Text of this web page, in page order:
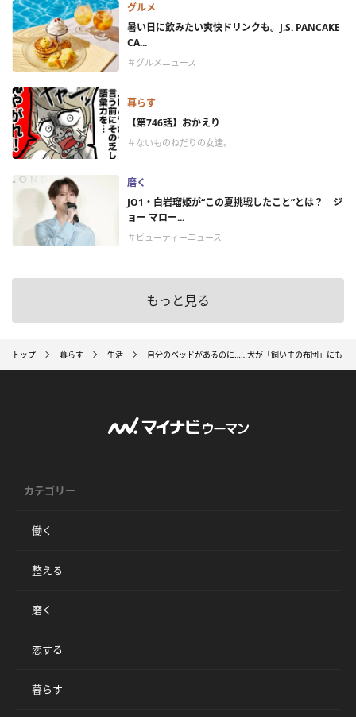
グルメ
暑い日に飲みたい爽快ドリンクも。J.S. PANCAKE
CA...
＃グルメニュース
暮らす
【第746話】おかえり
＃ないものねだりの女達。
磨く
JO1・白岩瑠姫が“この夏挑戦したこと”とは？ ジ
ョー マロー...
＃ビューティーニュース
もっと見る
トップ 暮らす 生活 自分のベッドがあるのに……犬が「飼い主の布団」にもぐ
カテゴリー
働く
整える
磨く
恋する
暮らす